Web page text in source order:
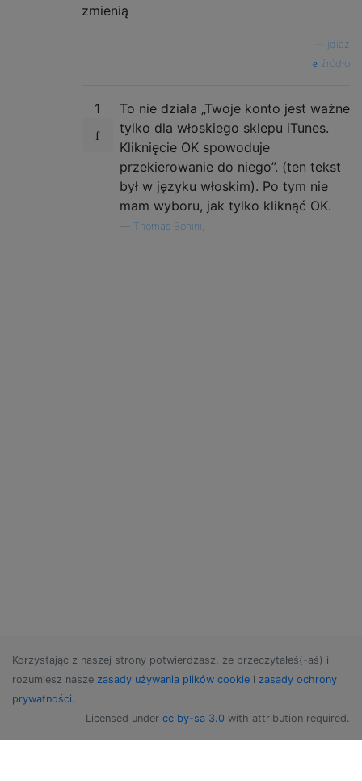
zmienią
jdiaz
źródło
1
To nie działa „Twoje konto jest ważne
tylko dla włoskiego sklepu iTunes.
Kliknięcie OK spowoduje
przekierowanie do niego”. (ten tekst
był w języku włoskim). Po tym nie
mam wyboru, jak tylko kliknąć OK.
Thomas Bonini,
Korzystając z naszej strony potwierdzasz, że przeczytałeś(-aś) i
rozumiesz nasze zasady używania plików cookie i zasady ochrony
prywatności.
Licensed under cc by-sa 3.0 with attribution required.